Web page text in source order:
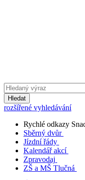
Hledat
rozšířené vyhledávání
Rychlé odkazy
Sběrný dvůr
Jízdní řády
Kalendář akcí
Zpravodaj
ZŠ a MŠ Tlučná